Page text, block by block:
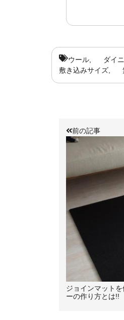
ウール ダイ
敷き込みサイズ
前の記事
ジョインマット
ーの作り方とは!!